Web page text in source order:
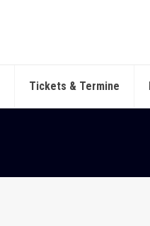
Tickets & Termine